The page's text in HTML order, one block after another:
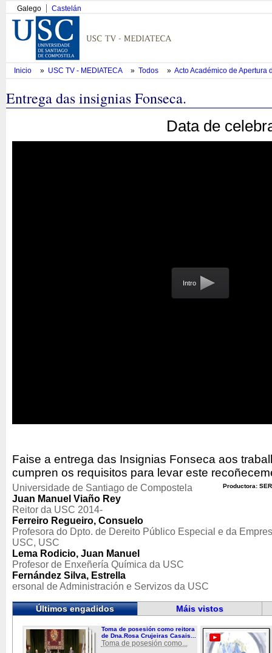
Galego Castelán
Inicio » USC TV - MEDIATECA » Todos » Acto Académico de Apertura
Entrega das insignias Fonseca.
Data de
Intro
Faise a entrega das Insignias Fonseca aos
cumpren os requisitos para levar este
Productora:
Universidade de Santiago de Compostela
Juan Manuel Viaño Rey
Reitor da USC 2014-
Ferreiro Regueiro, Consuelo
Profesora do Dpto. de Dereito Público Especial e da
USC, USC
Lema Rodicio, Juan Manuel
Profesor de Enxeñería Química da USC
Fernández Silva, Estrella
ersonal de Administración e Servizos da USC
Últimos engadidos Máis vistos
Toma de posesión como reitora
de Dna.Rosa Crujeiras Casais...
Toma de posesión como...